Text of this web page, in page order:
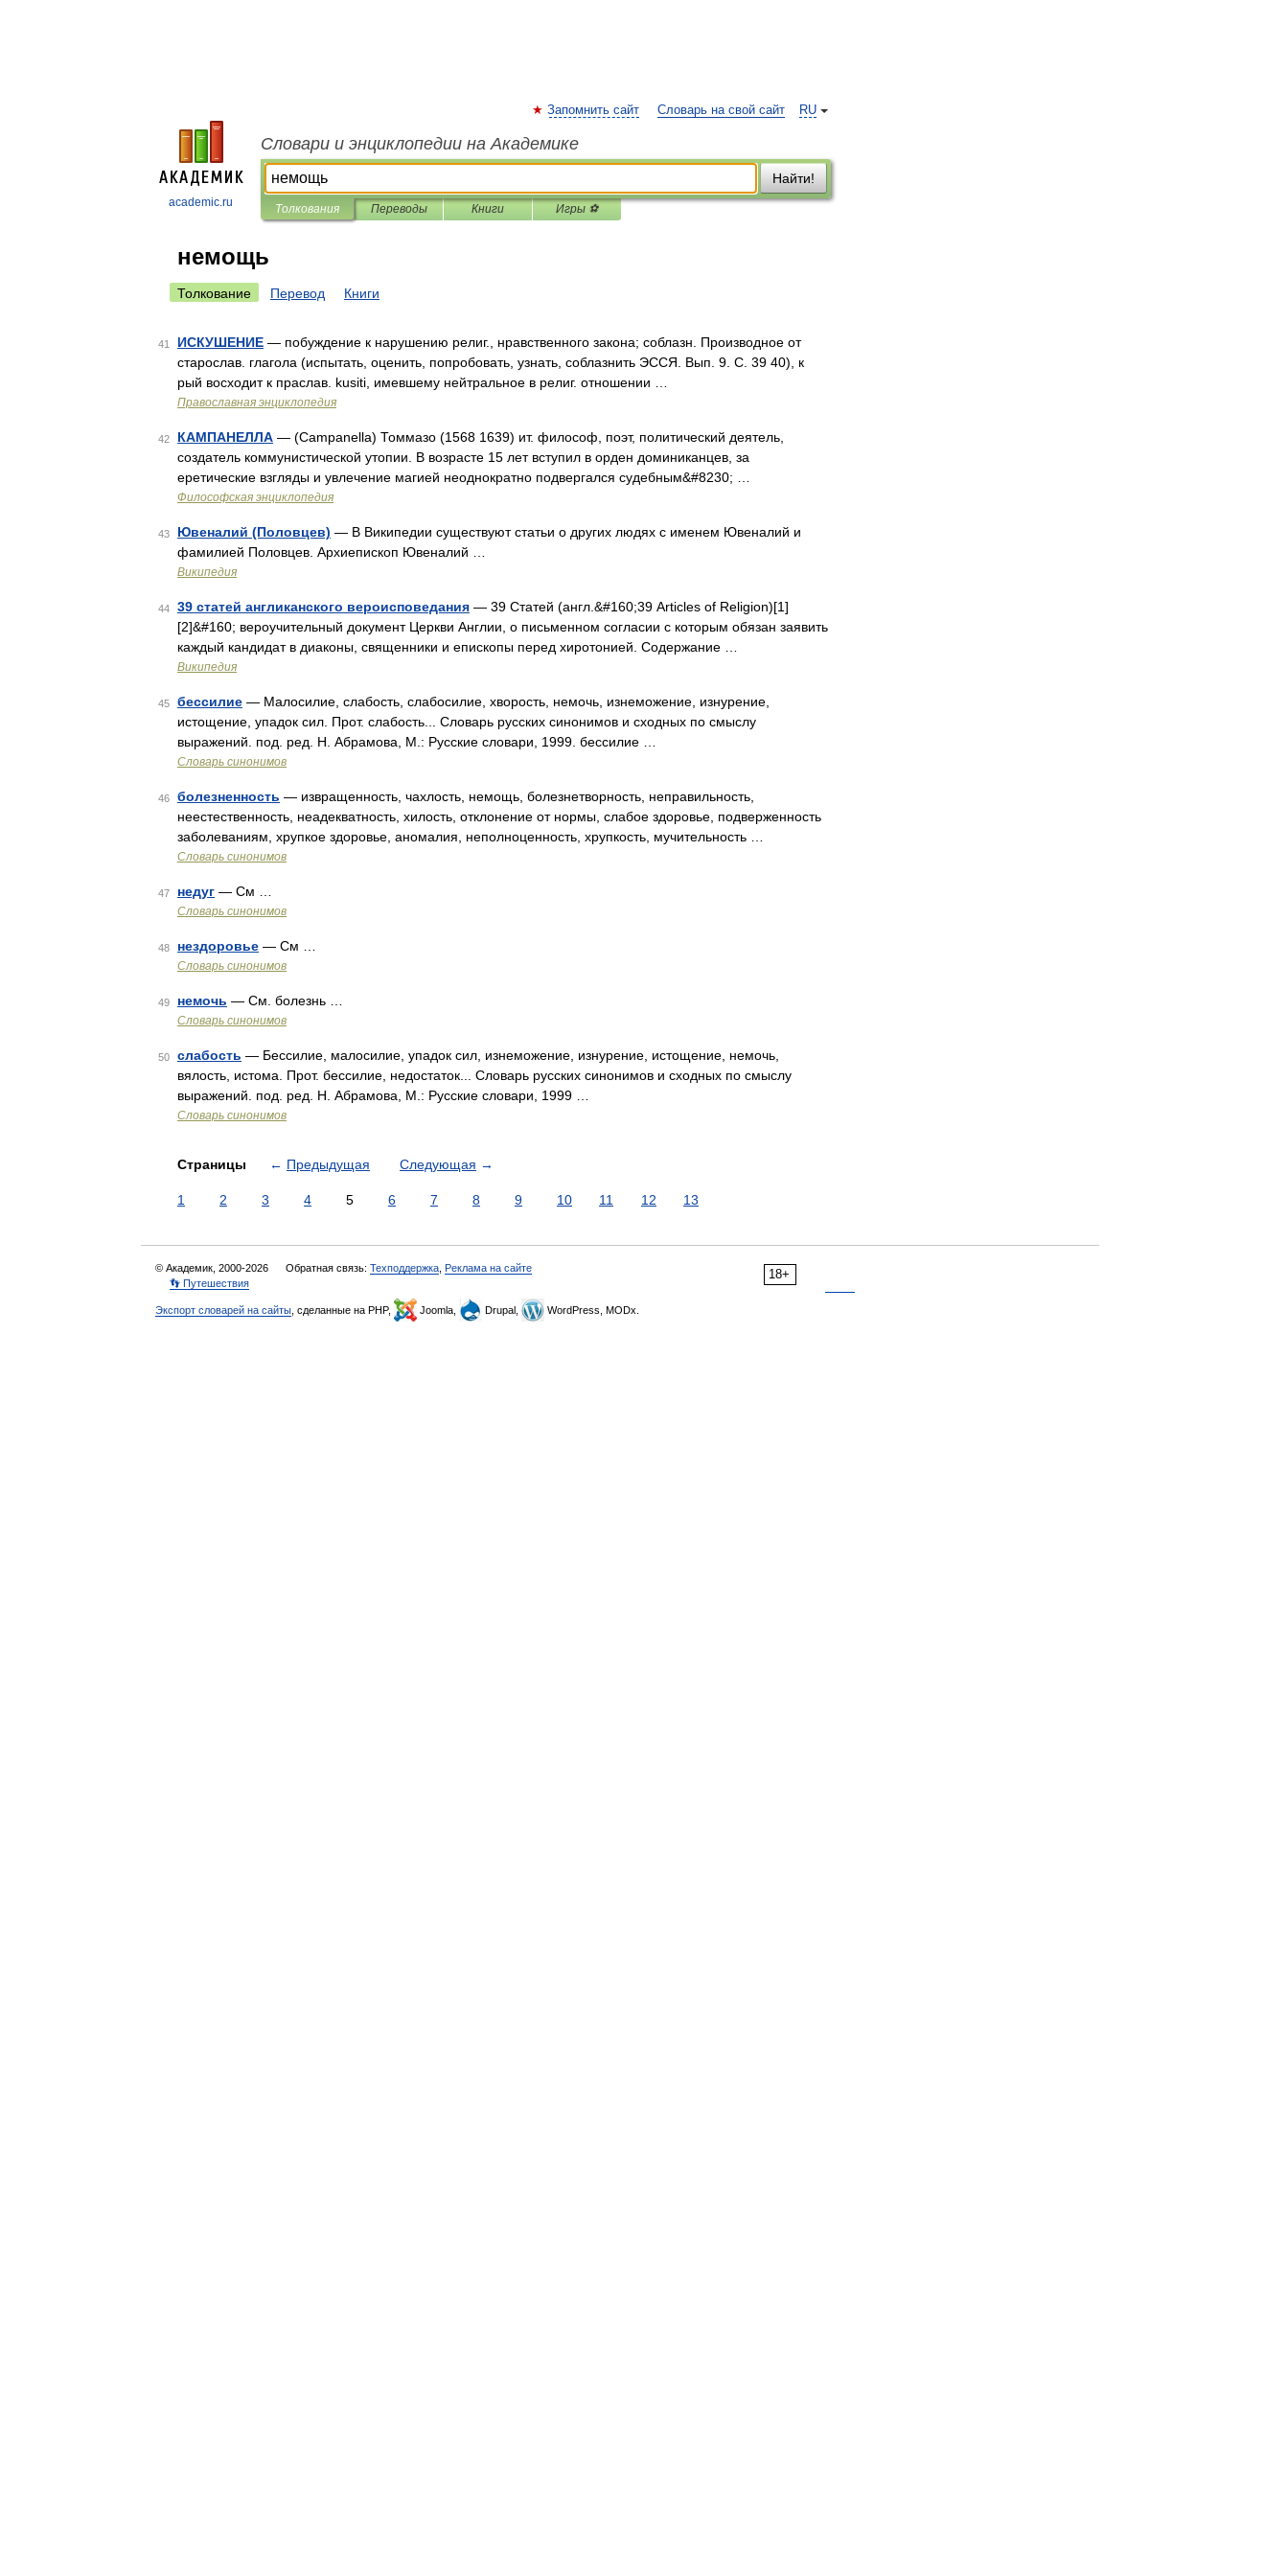
academic.ru
RU
Запомнить сайт Словарь на свой сайт
Словари и энциклопедии на Академике
Найти!
Толкования Переводы Книги Игры ⚽
немощь
Толкование Перевод Книги
41 ИСКУШЕНИЕ — побуждение к нарушению религ., нравственного закона; соблазн. Производное от
старослав. глагола (испытать, оценить, попробовать, узнать, соблазнить ЭССЯ. Вып. 9. С. 39 40), к
рый восходит к праслав. kusiti, имевшему нейтральное в религ. отношении …
Православная энциклопедия
42 КАМПАНЕЛЛА — (Campanella) Томмазо (1568 1639) ит. философ, поэт, политический деятель,
создатель коммунистической утопии. В возрасте 15 лет вступил в орден доминиканцев, за
еретические взгляды и увлечение магией неоднократно подвергался судебным&#8230; …
Философская энциклопедия
43 Ювеналий (Половцев) — В Википедии существуют статьи о других людях с именем Ювеналий и
фамилией Половцев. Архиепископ Ювеналий …
Википедия
44 39 статей англиканского вероисповедания — 39 Статей (англ.&#160;39 Articles of Religion)[1]
[2]&#160; вероучительный документ Церкви Англии, о письменном согласии с которым обязан заявить
каждый кандидат в диаконы, священники и епископы перед хиротонией. Содержание …
Википедия
45 бессилие — Малосилие, слабость, слабосилие, хворость, немочь, изнеможение, изнурение,
истощение, упадок сил. Прот. слабость... Словарь русских синонимов и сходных по смыслу
выражений. под. ред. Н. Абрамова, М.: Русские словари, 1999. бессилие …
Словарь синонимов
46 болезненность — извращенность, чахлость, немощь, болезнетворность, неправильность,
неестественность, неадекватность, хилость, отклонение от нормы, слабое здоровье, подверженность
заболеваниям, хрупкое здоровье, аномалия, неполноценность, хрупкость, мучительность …
Словарь синонимов
47 недуг — См …
Словарь синонимов
48 нездоровье — См …
Словарь синонимов
49 немочь — См. болезнь …
Словарь синонимов
50 слабость — Бессилие, малосилие, упадок сил, изнеможение, изнурение, истощение, немочь,
вялость, истома. Прот. бессилие, недостаток... Словарь русских синонимов и сходных по смыслу
выражений. под. ред. Н. Абрамова, М.: Русские словари, 1999 …
Словарь синонимов
Страницы ← Предыдущая Следующая →
1 2 3 4 5 6 7 8 9 10 11 12 13
18+
© Академик, 2000-2026 Обратная связь: Техподдержка Реклама на сайте
👣 Путешествия
Экспорт словарей на сайты , сделанные на PHP, Joomla, Drupal, WordPress, MODx.